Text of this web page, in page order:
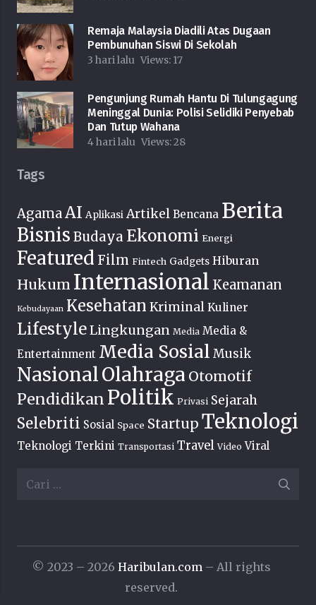
Remaja Malaysia Diadili Atas Dugaan
Pembunuhan Siswi Di Sekolah
3 hari lalu Views: 17
Pengunjung Rumah Hantu Di Tulungagung
Meninggal Dunia: Polisi Selidiki Penyebab
Dan Tutup Wahana
4 hari lalu Views:28
Tags
AgamaAI Aplikasi Artikel Bencana Berita
Bisnis Budaya Ekonomi Energi
Featured Film Fintech Gadgets Hiburan
Hukum Internasional Keamanan
Kebudayaan Kesehatan Kriminal Kuliner
LifestyleLingkungan Media Media &
Entertainment Media Sosial Musik
NasionalOlahraga Otomotif
Pendidikan Politik Privasi Sejarah
Selebriti Sosial Space Startup Teknologi
Teknologi Terkini Transportasi Travel Video Viral
Cari
© 2023 – 2026 Haribulan.com– All rights
reserved.